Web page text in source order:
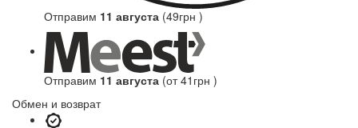
Отправим 11 августа (49грн )
Отправим 11 августа (от 41грн )
Обмен и возврат